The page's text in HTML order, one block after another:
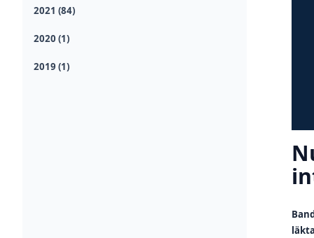
2021 (84)
2020 (1)
2019 (1)